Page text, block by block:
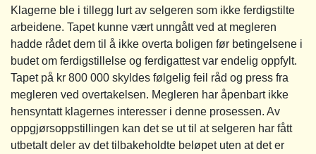
Klagerne ble i tillegg lurt av selgeren som ikke ferdigstilte
arbeidene. Tapet kunne vært unngått ved at megleren
hadde rådet dem til å ikke overta boligen før betingelsene i
budet om ferdigstillelse og ferdigattest var endelig oppfylt.
Tapet på kr 800 000 skyldes følgelig feil råd og press fra
megleren ved overtakelsen. Megleren har åpenbart ikke
hensyntatt klagernes interesser i denne prosessen. Av
oppgjørsoppstillingen kan det se ut til at selgeren har fått
utbetalt deler av det tilbakeholdte beløpet uten at det er